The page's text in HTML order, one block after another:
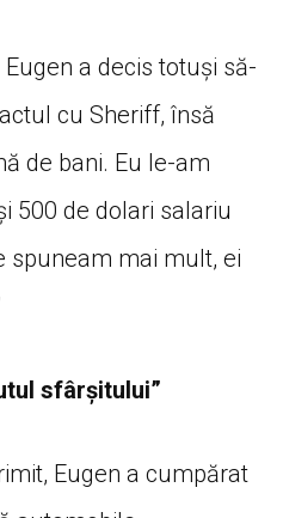
a decis totuși să-
cu Sheriff, însă
de bani. Eu le-am
500 de dolari salariu
spuneam mai mult, ei
sfârșitului”
Eugen a cumpărat